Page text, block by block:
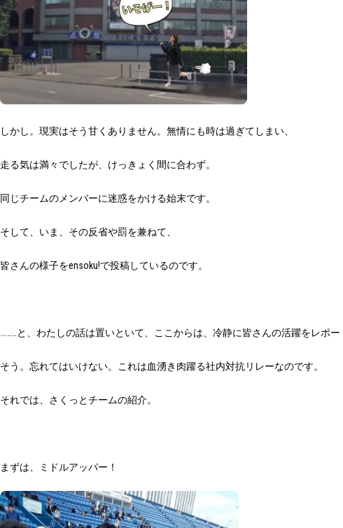
しかし。現実はそう甘くありません。無情にも時は過ぎてしまい、
走る気は満々でしたが、けっきょく間に合わず。
同じチームのメンバーに迷惑をかける始末です。
そして、いま、その反省や罰を兼ねて、
皆さんの様子をensoku!で投稿しているのです。
と、わたしの話は置いといて、ここからは、冷静に皆さんの活躍をレポー
そう。忘れてはいけない。これは血湧き肉躍る社内対抗リレーなのです。
それでは、さくっとチームの紹介。
まずは、ミドルアッパー！